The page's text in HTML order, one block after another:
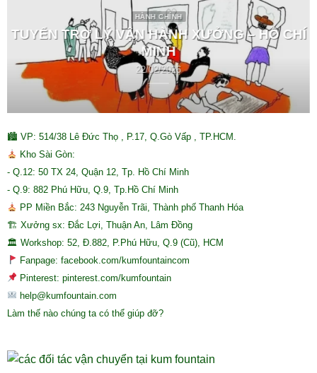
HÀNH CHÍNH
TUYỂN TRỢ LÝ VẬN HÀNH XƯỞNG – HỒ CHÍ
MINH
22/02/2026
🏙 VP: 514/38 Lê Đức Thọ , P.17, Q.Gò Vấp , TP.HCM.
Kho Sài Gòn:
- Q.12: 50 TX 24, Quận 12, Tp. Hồ Chí Minh
- Q.9: 882 Phú Hữu, Q.9, Tp.Hồ Chí Minh
PP Miền Bắc: 243 Nguyễn Trãi, Thành phố Thanh Hóa
🏗 Xưởng sx: Đắc Lợi, Thuận An, Lâm Đồng
🏛 Workshop: 52, Đ.882, P.Phú Hữu, Q.9 (Cũ), HCM
Fanpage: facebook.com/kumfountaincom
Pinterest: pinterest.com/kumfountain
help@kumfountain.com
Làm thế nào chúng ta có thể giúp đỡ?